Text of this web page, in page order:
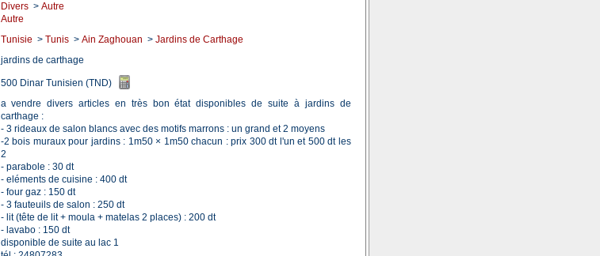
Divers> Autre
Autre
Tunisie > Tunis> Ain Zaghouan > Jardins de Carthage
jardins de carthage
500 Dinar Tunisien (TND)
a vendre divers articles en très bon état disponibles de suite à jardins de
carthage :
- 3 rideaux de salon blancs avec des motifs marrons : un grand et 2 moyens
-2 bois muraux pour jardins : 1m50 × 1m50 chacun : prix 300 dt l'un et 500 dt les
2
- parabole : 30 dt
- eléments de cuisine : 400 dt
- four gaz : 150 dt
- 3 fauteuils de salon : 250 dt
- lit (tête de lit + moula + matelas 2 places) : 200 dt
- lavabo : 150 dt
disponible de suite au lac 1